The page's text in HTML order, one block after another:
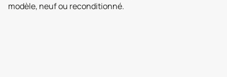
modèle, neuf ou reconditionné.